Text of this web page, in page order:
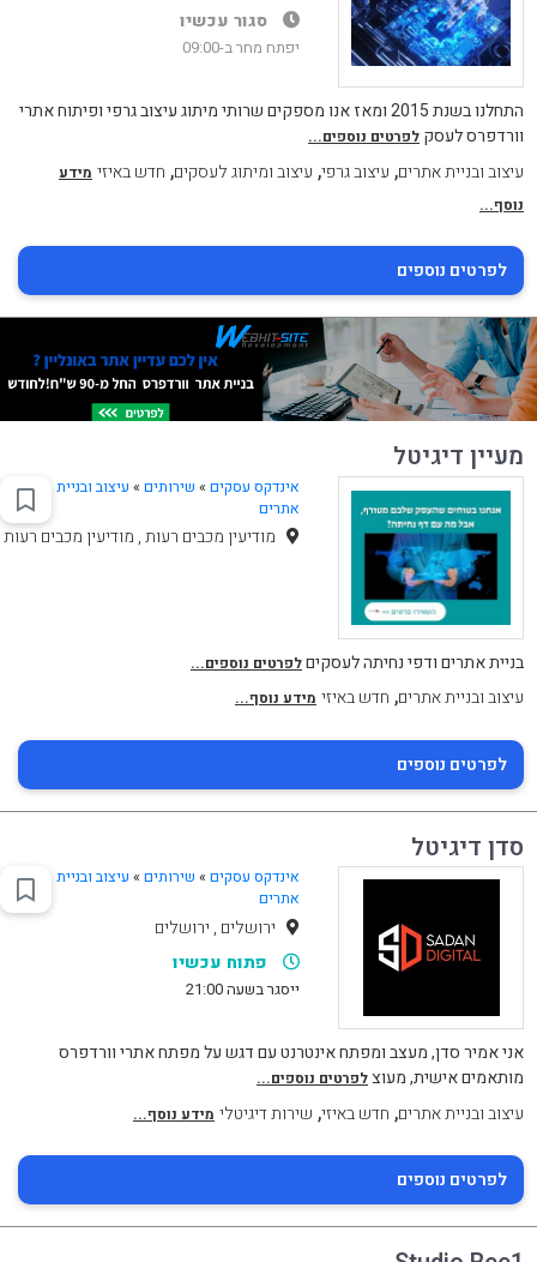
סגור עכשיו
יפתח מחר ב-09:00
התחלנו בשנת 2015 ומאז אנו מספקים שרותי מיתוג עיצוב גרפי ופיתוח אתרי
וורדפרס לעסק לפרטים נוספים...
עיצוב ובניית אתרים, עיצוב גרפי, עיצוב ומיתוג לעסקים, חדש באיזי מידע
נוסף...
לפרטים נוספים
מעיין דיגיטל
אינדקס עסקים » שירותים» עיצוב ובניית
אתרים
מודיעין מכבים רעות , מודיעין מכבים רעות
בניית אתרים ודפי נחיתה לעסקיםלפרטים נוספים...
עיצוב ובניית אתרים, חדש באיזי מידע נוסף...
לפרטים נוספים
סדן דיגיטל
אינדקס עסקים » שירותים» עיצוב ובניית
אתרים
ירושלים , ירושלים
פתוח עכשיו
ייסגר בשעה 21:00
אני אמיר סדן, מעצב ומפתח אינטרנט עם דגש על מפתח אתרי וורדפרס
מותאמים אישית, מעוצלפרטים נוספים...
עיצוב ובניית אתרים, חדש באיזי, שירות דיגיטלי מידע נוסף...
לפרטים נוספים